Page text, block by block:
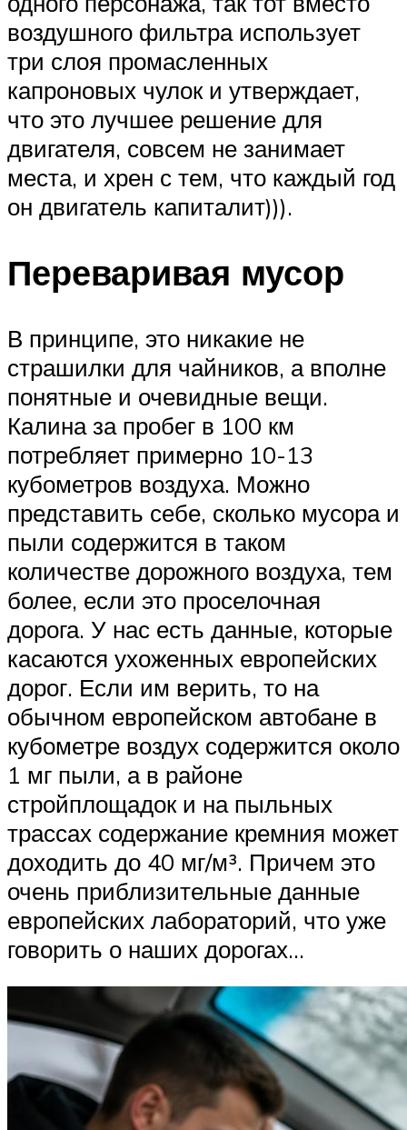
воздушного фильтра использует
три слоя промасленных
капроновых чулок и утверждает,
что это лучшее решение для
двигателя, совсем не занимает
места, и хрен с тем, что каждый год
он двигатель капиталит))).
Переваривая мусор
В принципе, это никакие не
страшилки для чайников, а вполне
понятные и очевидные вещи.
Калина за пробег в 100 км
потребляет примерно 10-13
кубометров воздуха. Можно
представить себе, сколько мусора и
пыли содержится в таком
количестве дорожного воздуха, тем
более, если это проселочная
дорога. У нас есть данные, которые
касаются ухоженных европейских
дорог. Если им верить, то на
обычном европейском автобане в
кубометре воздух содержится около
1 мг пыли, а в районе
стройплощадок и на пыльных
трассах содержание кремния может
доходить до 40 мг/м³. Причем это
очень приблизительные данные
европейских лабораторий, что уже
говорить о наших дорогах…